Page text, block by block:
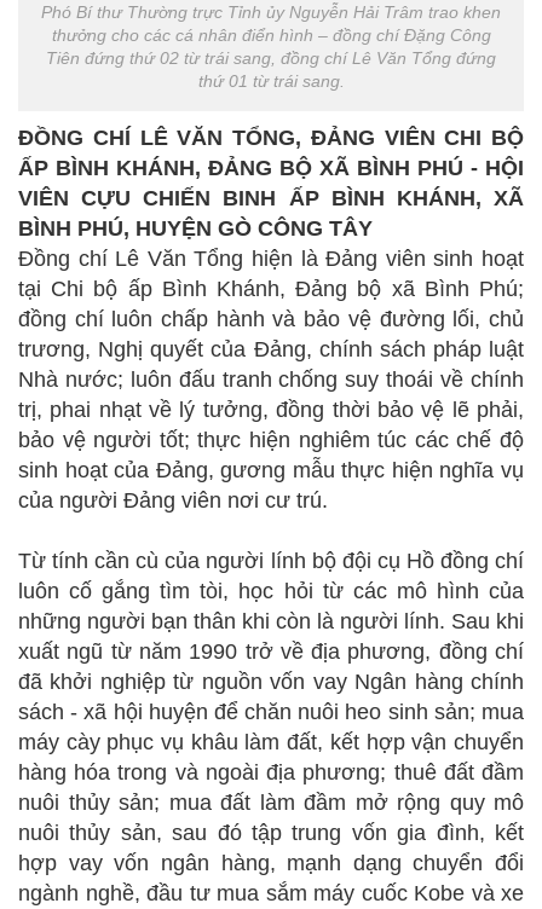
Phó Bí thư Thường trực Tỉnh ủy Nguyễn Hải Trâm trao khen
thưởng cho các cá nhân điển hình – đồng chí Đặng Công
Tiên đứng thứ 02 từ trái sang, đồng chí Lê Văn Tổng đứng
thứ 01 từ trái sang.
ĐỒNG CHÍ LÊ VĂN TỔNG, ĐẢNG VIÊN CHI BỘ
ẤP BÌNH KHÁNH, ĐẢNG BỘ XÃ BÌNH PHÚ - HỘI
VIÊN CỰU CHIẾN BINH ẤP BÌNH KHÁNH, XÃ
BÌNH PHÚ, HUYỆN GÒ CÔNG TÂY
Đồng chí Lê Văn Tổng hiện là Đảng viên sinh hoạt
tại Chi bộ ấp Bình Khánh, Đảng bộ xã Bình Phú;
đồng chí luôn chấp hành và bảo vệ đường lối, chủ
trương, Nghị quyết của Đảng, chính sách pháp luật
Nhà nước; luôn đấu tranh chống suy thoái về chính
trị, phai nhạt về lý tưởng, đồng thời bảo vệ lẽ phải,
bảo vệ người tốt; thực hiện nghiêm túc các chế độ
sinh hoạt của Đảng, gương mẫu thực hiện nghĩa vụ
của người Đảng viên nơi cư trú.
Từ tính cần cù của người lính bộ đội cụ Hồ đồng chí
luôn cố gắng tìm tòi, học hỏi từ các mô hình của
những người bạn thân khi còn là người lính. Sau khi
xuất ngũ từ năm 1990 trở về địa phương, đồng chí
đã khởi nghiệp từ nguồn vốn vay Ngân hàng chính
sách - xã hội huyện để chăn nuôi heo sinh sản; mua
máy cày phục vụ khâu làm đất, kết hợp vận chuyển
hàng hóa trong và ngoài địa phương; thuê đất đầm
nuôi thủy sản; mua đất làm đầm mở rộng quy mô
nuôi thủy sản, sau đó tập trung vốn gia đình, kết
hợp vay vốn ngân hàng, mạnh dạng chuyển đổi
ngành nghề, đầu tư mua sắm máy cuốc Kobe và xe